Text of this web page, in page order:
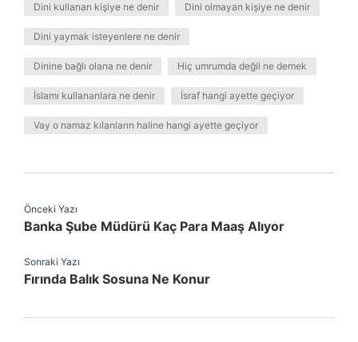
Dini kullanan kişiye ne denir Dini olmayan kişiye ne denir
Dini yaymak isteyenlere ne denir
Dinine bağlı olana ne denir Hiç umrumda değil ne demek
İslamı kullananlara ne denir İsraf hangi ayette geçiyor
Vay o namaz kılanların haline hangi ayette geçiyor
Önceki Yazı
Banka Şube Müdürü Kaç Para Maaş Alıyor
Sonraki Yazı
Fırında Balık Sosuna Ne Konur